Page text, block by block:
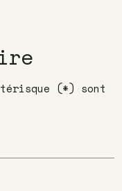
(*) sont